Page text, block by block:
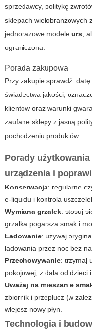
sprzedawcy, politykę
sklepach wielobranżowych
jednorazowe modele urs,
ograniczona.
Porada zakupowa
Przy zakupie sprawdź:
świadectwa jakości,
klientów oraz warunki
zaufane sklepy z jasną
pochodzeniu produktów.
Porady
urządzenia i
Konserwacja: regularne
e-liquidu i kontrola
Wymiana grzałek: stosuj
grzałka pogarsza smak i
Ładowanie: używaj
ładowania przez noc bez
Przechowywanie: trzymaj
pokojowej, z dala od dzieci
Uważaj na mieszanie
zbiornik i przepłucz (w
wlejesz nowy płyn.
Technologia i